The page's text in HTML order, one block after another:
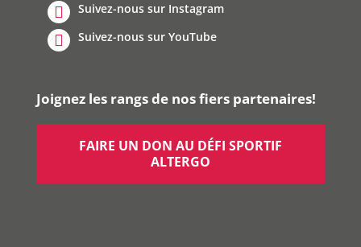
Suivez-nous sur Instagram
Suivez-nous sur YouTube
Joignez les rangs de nos fiers partenaires!
FAIRE UN DON AU DÉFI SPORTIF
ALTERGO